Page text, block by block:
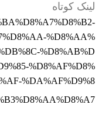
لینک کوتاه
%D8%AA%
%D8%AB%D
%D8%AF%D8%
%DA%AF%D9%8